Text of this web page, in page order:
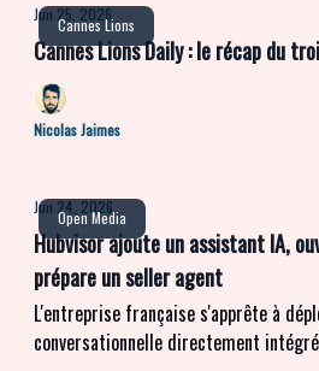
Cannes Lions
Jun 25, 2026
Cannes Lions Daily : le récap du
Nicolas Jaimes
Open Media
Jun 24, 2026
Hubvisor ajoute un assistant IA,
prépare un seller agent
L'entreprise française s'apprête à
conversationnelle directement